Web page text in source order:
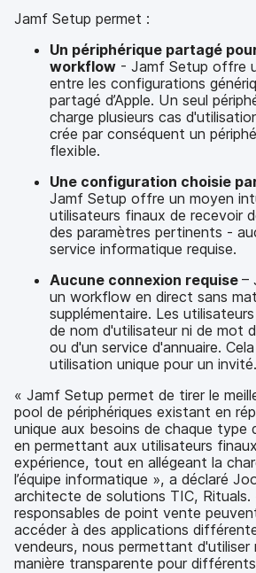
Jamf Setup permet :
Un périphérique partagé
workflow - Jamf Setup offre
entre les configurations
partagé d’Apple. Un seul
charge plusieurs cas
crée par conséquent un
flexible.
Une configuration choisie
Jamf Setup offre un moyen
utilisateurs finaux de recevoir
des paramètres pertinents -
service informatique requise.
Aucune connexion requise –
un workflow en direct sans
supplémentaire. Les
de nom d'utilisateur ni de mot
ou d'un service d'annuaire.
utilisation unique pour un invité.
« Jamf Setup permet de tirer le
pool de périphériques existant en
unique aux besoins de chaque type
en permettant aux utilisateurs
expérience, tout en allégeant la
l’équipe informatique », a déclaré
architecte de solutions TIC, Rituals.
responsables de point vente
accéder à des applications
vendeurs, nous permettant d'utiliser
manière transparente pour